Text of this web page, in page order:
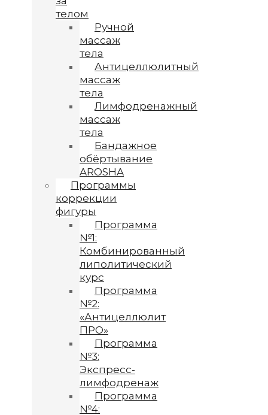
телом
Ручной
массаж
тела
Антицеллюлитный
массаж
тела
Лимфодренажный
массаж
тела
Бандажное
обёртывание
AROSHA
Программы
коррекции
фигуры
Программа
№1:
Комбинированный
липолитический
курс
Программа
№2:
«Антицеллюлит
ПРО»
Программа
№3:
Экспресс-
лимфодренаж
Программа
№4: